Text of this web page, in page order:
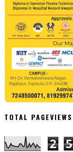
TOTAL PAGEVIEWS
2 5